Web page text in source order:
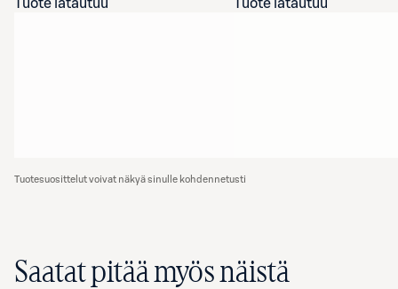
Tuote latautuu Tuote latautuu
Tuotesuosittelut voivat näkyä sinulle kohdennetusti
Saatat pitää myös näistä